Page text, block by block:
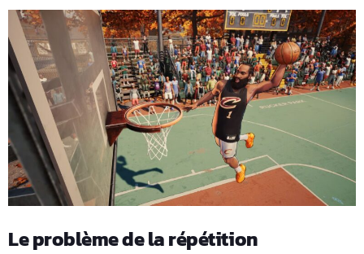
Le problème de la répétition